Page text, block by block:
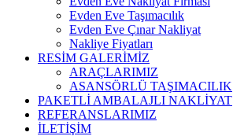
Evden Eve Taşımacılık
Evden Eve Çınar Nakliyat
Nakliye Fiyatları
RESİM GALERİMİZ
ARAÇLARIMIZ
ASANSÖRLÜ TAŞIMACILIK
PAKETLİ AMBALAJLI NAKLİYAT
REFERANSLARIMIZ
İLETİŞİM